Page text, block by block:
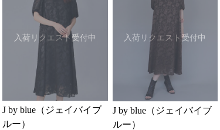
入荷リクエスト受付中
J by blue（ジェイバイブ
ルー）
入荷リクエスト受付中
J by blue（ジェイバイブ
ルー）